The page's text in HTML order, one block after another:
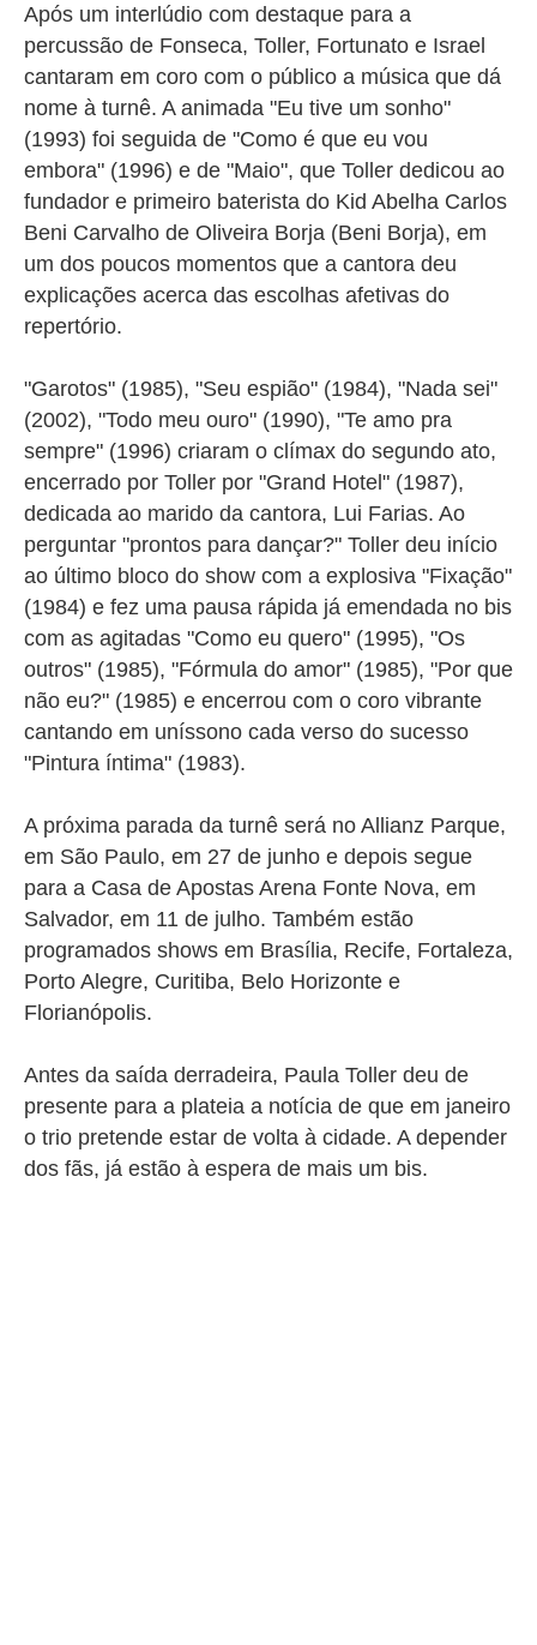
Após um interlúdio com destaque para a
percussão de Fonseca, Toller, Fortunato e Israel
cantaram em coro com o público a música que dá
nome à turnê. A animada "Eu tive um sonho"
(1993) foi seguida de "Como é que eu vou
embora" (1996) e de "Maio", que Toller dedicou ao
fundador e primeiro baterista do Kid Abelha Carlos
Beni Carvalho de Oliveira Borja (Beni Borja), em
um dos poucos momentos que a cantora deu
explicações acerca das escolhas afetivas do
repertório.
"Garotos" (1985), "Seu espião" (1984), "Nada sei"
(2002), "Todo meu ouro" (1990), "Te amo pra
sempre" (1996) criaram o clímax do segundo ato,
encerrado por Toller por "Grand Hotel" (1987),
dedicada ao marido da cantora, Lui Farias. Ao
perguntar "prontos para dançar?" Toller deu início
ao último bloco do show com a explosiva "Fixação"
(1984) e fez uma pausa rápida já emendada no bis
com as agitadas "Como eu quero" (1995), "Os
outros" (1985), "Fórmula do amor" (1985), "Por que
não eu?" (1985) e encerrou com o coro vibrante
cantando em uníssono cada verso do sucesso
"Pintura íntima" (1983).
A próxima parada da turnê será no Allianz Parque,
em São Paulo, em 27 de junho e depois segue
para a Casa de Apostas Arena Fonte Nova, em
Salvador, em 11 de julho. Também estão
programados shows em Brasília, Recife, Fortaleza,
Porto Alegre, Curitiba, Belo Horizonte e
Florianópolis.
Antes da saída derradeira, Paula Toller deu de
presente para a plateia a notícia de que em janeiro
o trio pretende estar de volta à cidade. A depender
dos fãs, já estão à espera de mais um bis.